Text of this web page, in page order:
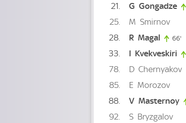
21
G Gongadze
25 M Smirnov
28
R Magal 66'
33 I Kvekveskiri
78 D Chernyakov
85
E Morozov
88
V Masternoy
92 S Bryzgalov